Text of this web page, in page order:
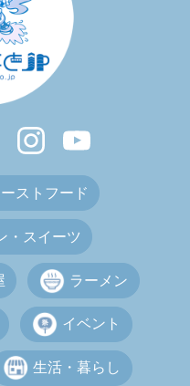
ストフード
・スイーツ
ラーメン
イベント
生活・暮らし